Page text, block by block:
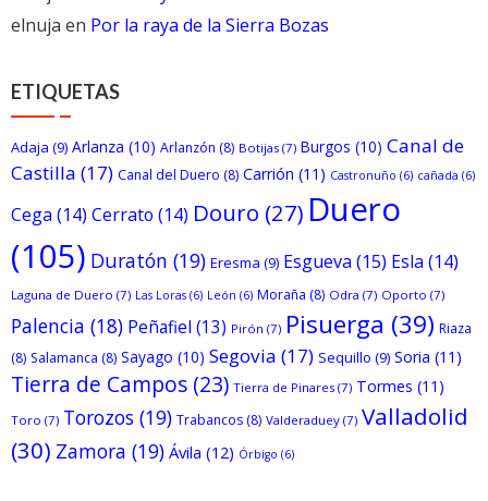
elnuja en Por la raya de la Sierra Bozas
ETIQUETAS
Adaja (9) Arlanza (10) Arlanzón (8) Botijas (7) Burgos (10) Canal de
Castilla (17) Canal del Duero (8) Carrión (11) Castronuño (6) cañada (6)
Cega (14) Cerrato (14) Douro (27) Duero
(105) Duratón (19) Eresma (9) Esgueva (15) Esla (14)
Laguna de Duero (7) Las Loras (6) León (6) Moraña (8) Odra (7) Oporto (7)
Palencia (18) Peñafiel (13) Pirón (7) Pisuerga (39) Riaza
(8) Salamanca (8) Sayago (10) Segovia (17) Sequillo (9) Soria (11)
Tierra de Campos (23) Tierra de Pinares (7) Tormes (11)
Toro (7) Torozos (19) Trabancos (8) Valderaduey (7) Valladolid
(30) Zamora (19) Ávila (12) Órbigo (6)